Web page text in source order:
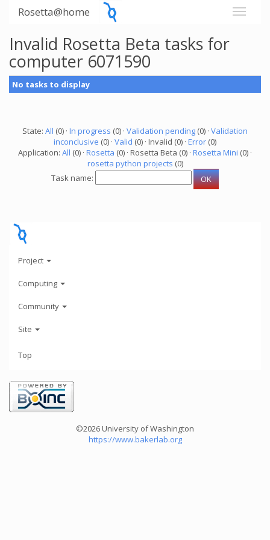
Rosetta@home
Invalid Rosetta Beta tasks for
computer 6071590
No tasks to display
State: All (0) · In progress (0) · Validation pending (0) · Validation
inconclusive (0) · Valid (0) · Invalid (0) · Error (0)
Application: All (0) · Rosetta (0) · Rosetta Beta (0) · Rosetta Mini (0) ·
rosetta python projects (0)
Task name:
Project
Computing
Community
Site
Top
©2026 University of Washington
https://www.bakerlab.org